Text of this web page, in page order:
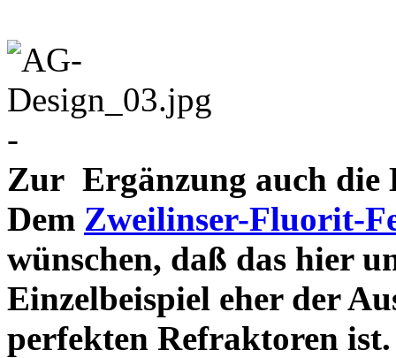
-
Zur Ergänzung auch die
Dem Zweilinser-Fluorit-
wünschen, daß das hier
Einzelbeispiel eher der
perfekten